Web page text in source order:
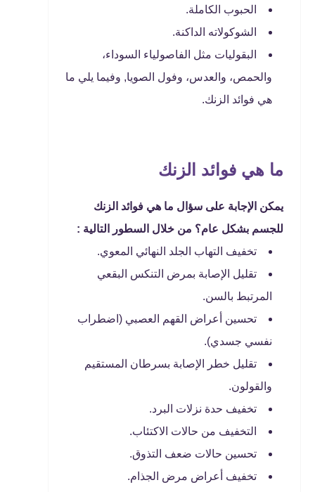
الحبوب الكاملة.
الشوكولاته الداكنة.
البقوليات مثل الفاصولياء السوداء،
والحمص، والعدس، وفول الصويا, وفيما يلي ما
هي فوائد الزنك.
ما هي فوائد الزنك
يمكن الإجابة على سؤال ما هي فوائد الزنك
للجسم بشكل عام؟ من خلال السطور التالية :
تخفيف التهاب الجلد النهائي المعوي.
تقليل الإصابة بمرض التنكس البقعي
المرتبط بالسن.
تحسين أعراض القهم العصبي (اضطراب
نفسي جسدي).
تقليل خطر الإصابة بسرطان المستقيم
والقولون.
تخفيف حدة نزلات البرد.
التخفيف من حالات الاكتئاب.
تحسين حالات ضعف التذوق.
تخفيف أعراض مرض الجذام.